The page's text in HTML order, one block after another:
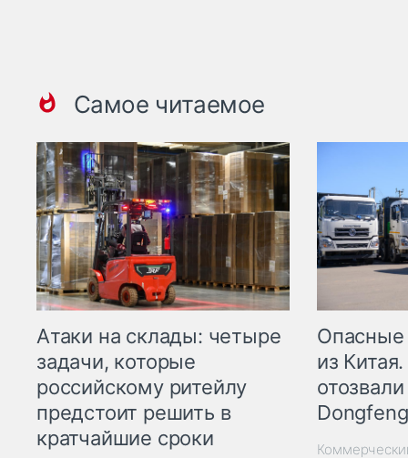
Самое читаемое
Атаки на склады: четыре
задачи, которые
российскому ритейлу
предстоит решить в
кратчайшие сроки
из